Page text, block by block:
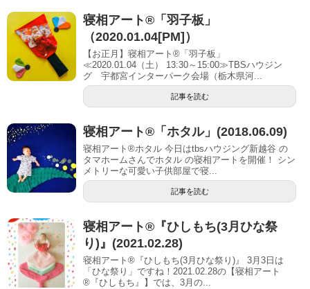
寝相アート®「羽子板」
（2020.01.04[PM]）
【お正月】寝相アート®「羽子板」
≪2020.01.04（土） 13:30～15:00≫TBSハウジン
グ 宇都宮インターパーク会場（栃木県河...
記事を読む
寝相アート®︎「ホタル」(2018.06.09)
寝相アート®︎ホタル 今日はtbsハウジング新越谷 の
タマホームさんでホタル の寝相アートを開催！ シン
メトリーな可愛い子供部屋で寝...
記事を読む
寝相アート®『ひしもち(3月ひな祭
り)』(2021.02.28)
寝相アート®『ひしもち(3月ひな祭り)』 3月3日は
「ひな祭り」ですね！2021.02.28の【寝相アート
®︎『ひしもち』】では、3月の...